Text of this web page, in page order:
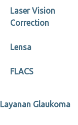
Laser Vision
Correction
Lensa
FLACS
Layanan Glaukoma